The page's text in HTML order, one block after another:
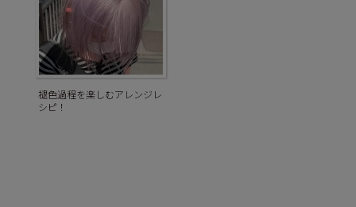
褪色過程を楽しむアレンジレ
シピ！